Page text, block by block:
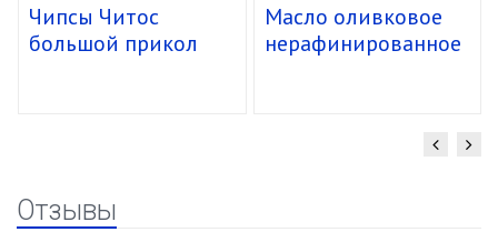
Чипсы Читос
большой прикол
Масло оливковое
нерафинированное
Отзывы